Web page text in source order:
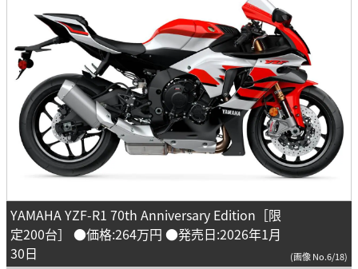
YAMAHA YZF-R1 70th Anniversary Edition［限
定200台］ ●価格:264万円 ●発売日:2026年1月
30日
(画像 No.6/18)